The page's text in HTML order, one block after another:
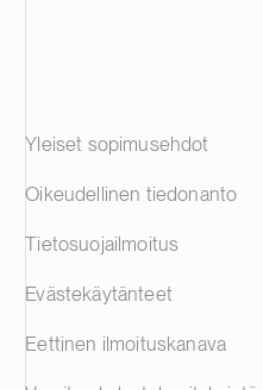
Yleiset sopimusehdot
Oikeudellinen tiedonanto
Tietosuojailmoitus
Evästekäytänteet
Eettinen ilmoituskanava